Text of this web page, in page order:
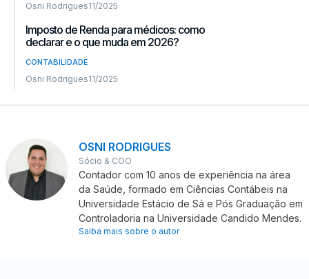
Osni Rodrigues11/2025
Imposto de Renda para médicos: como
declarar e o que muda em 2026?
CONTABILIDADE
Osni Rodrigues11/2025
OSNI RODRIGUES
Sócio & COO
Contador com 10 anos de experiência na área
da Saúde, formado em Ciências Contábeis na
Universidade Estácio de Sá e Pós Graduação em
Controladoria na Universidade Candido Mendes.
Saiba mais sobre o autor